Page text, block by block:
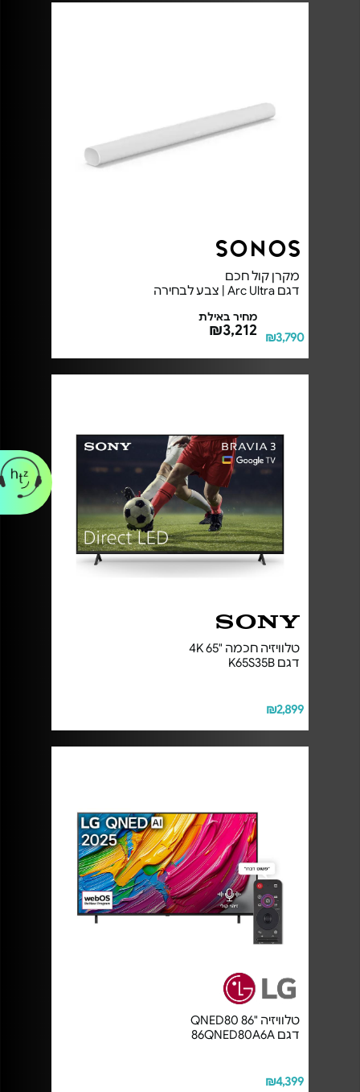
מקרן קול חכם
דגם Arc Ultra | צבע לבחירה
₪3,790
מחיר באילת
₪3,212
טלוויזיה חכמה "65 4K
דגם K65S35B
₪2,899
טלוויזיה "86 QNED80
דגם 86QNED80A6A
₪4,399